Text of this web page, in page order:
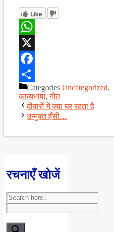
Like
WhatsApp
X
Facebook
ShareCategories Uncategorized,
काव्यभाषा,गीत
दीवारों में क्या घर रहता है
उन्मुक्त हँसी…
रचनाएँ खोजें